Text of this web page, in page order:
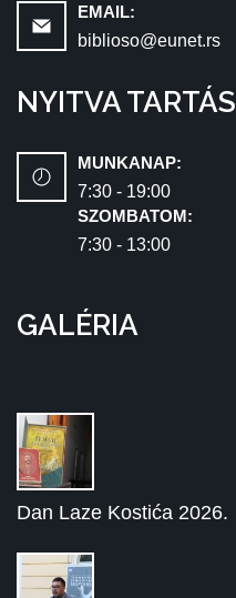
EMAIL:
biblioso@eunet.rs
NYITVA TARTÁS
MUNKANAP:
7:30 - 19:00
SZOMBATOM:
7:30 - 13:00
GALÉRIA
Dan Laze Kostića 2026.